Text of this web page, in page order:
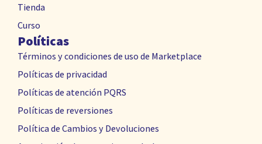
Tienda
Curso
Políticas
Términos y condiciones de uso de Marketplace
Políticas de privacidad
Políticas de atención PQRS
Políticas de reversiones
Política de Cambios y Devoluciones